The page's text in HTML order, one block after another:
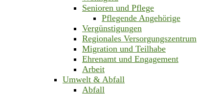
Senioren und Pflege
Pflegende Angehörige
Vergünstigungen
Regionales Versorgungszentrum
Migration und Teilhabe
Ehrenamt und Engagement
Arbeit
Umwelt & Abfall
Abfall